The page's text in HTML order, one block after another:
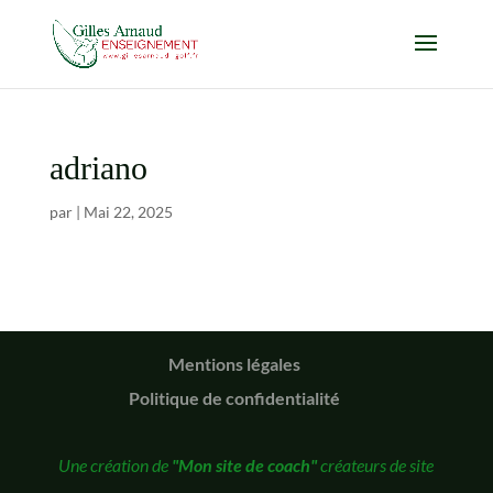
adriano
par | Mai 22, 2025
Mentions légales
Politique de confidentialité
Une création de "Mon site de coach"créateurs de site